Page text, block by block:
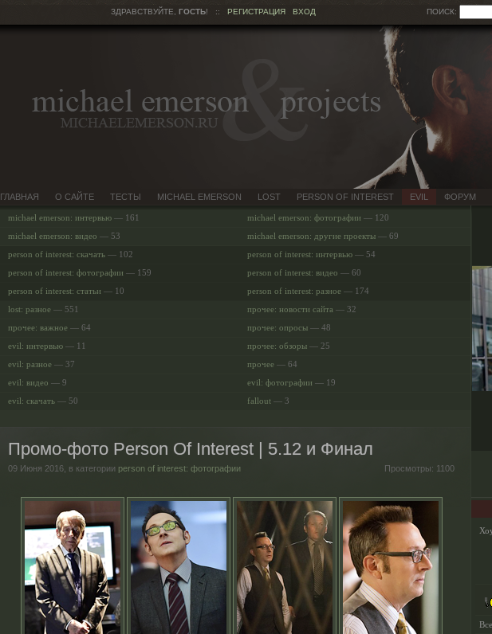
ЗДРАВСТВУЙТЕ, ГОСТЬ! :: РЕГИСТРАЦИЯ ВХОД ПОИСК:
ГЛАВНАЯ О САЙТЕ ТЕСТЫ MICHAEL EMERSON LOST PERSON OF INTEREST EVIL ФОРУМ
michael emerson: интервью — 161 michael emerson: фотографии — 120
michael emerson: видео — 53 michael emerson: другие проекты — 69
person of interest: скачать — 102 person of interest: интервью — 54
person of interest: фотографии — 159 person of interest: видео — 60
person of interest: статьи — 10 person of interest: разное — 174
lost: разное — 551 прочее: новости сайта — 32
прочее: важное — 64 прочее: опросы — 48
evil: интервью — 11 прочее: обзоры — 25
evil: разное — 37 прочее — 64
evil: видео — 9 evil: фотографии — 19
evil: скачать — 50 fallout — 3
Промо-фото Person Of Interest | 5.12 и Финал
09 Июня 2016, в категории person of interest: фотографии Просмотры: 1100